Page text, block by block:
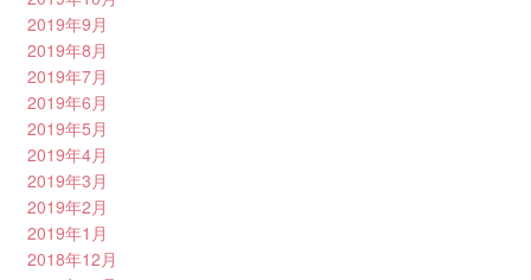
2019年9月
2019年8月
2019年7月
2019年6月
2019年5月
2019年4月
2019年3月
2019年2月
2019年1月
2018年12月